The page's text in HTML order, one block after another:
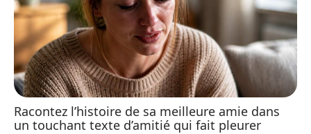
Racontez l’histoire de sa meilleure amie dans
un touchant texte d’amitié qui fait pleurer